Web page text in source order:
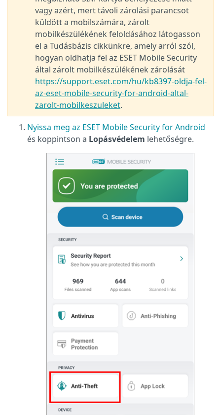
vagy azért, mert távoli zárolási parancsot
küldött a mobilszámára, zárolt
mobilkészülékének feloldásához látogasson
el a Tudásbázis cikkünkre, amely arról szól,
hogyan oldhatja fel az ESET Mobile Security
által zárolt mobilkészülékének zárolását
https://support.eset.com/hu/kb8397-oldja-fel-
az-eset-mobile-security-for-android-altal-
zarolt-mobilkeszuleket.
Nyissa meg az ESET Mobile Security for Android
és koppintson a Lopásvédelem lehetőségre.